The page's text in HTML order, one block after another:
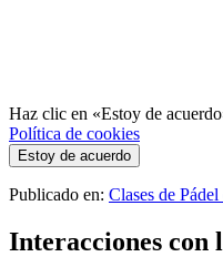
Haz clic en «Estoy de
Política de cookies
Estoy de acuerdo
Publicado en: Clases de
Interacciones con